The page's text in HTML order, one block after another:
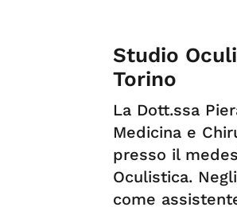
Studio
Torino
La Dott.ssa
Medicina e
presso il
Oculistica.
come